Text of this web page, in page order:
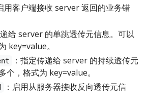
用客户端接收 server 返回的业务错
递给 server 的单跳透传元信息。可以
key=value。
：指定传递给 server 的持续透传元
个，格式为 key=value。
：启用从服务器接收反向透传元信